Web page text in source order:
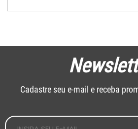
Cadastre seu e-mail e receba